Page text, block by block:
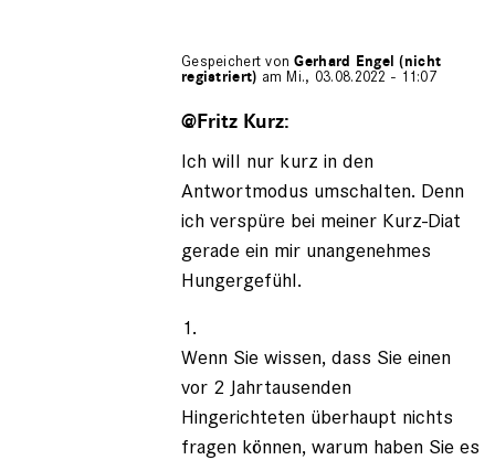
Gespeichert vonGerhard Engel (nicht
registriert) am Mi., 03.08.2022 - 11:07
auf
Fritz
Kurz
registriert)
@Fritz Kurz:
Ich will nur kurz in den
Antwortmodus umschalten. Denn
ich verspüre bei meiner Kurz-Diat
gerade ein mir unangenehmes
Hungergefühl.
1.
Wenn Sie wissen, dass Sie einen
vor 2 Jahrtausenden
Hingerichteten überhaupt nichts
fragen können, warum haben Sie es